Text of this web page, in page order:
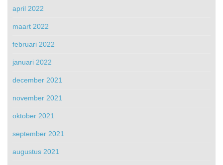
april 2022
maart 2022
februari 2022
januari 2022
december 2021
november 2021
oktober 2021
september 2021
augustus 2021